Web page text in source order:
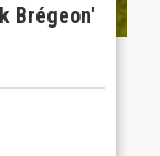
Brégeon'